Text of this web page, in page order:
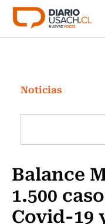
Click acá para ir
Investigación
Cultura
Programas
Noticias
Balance
1.500
Covid-19